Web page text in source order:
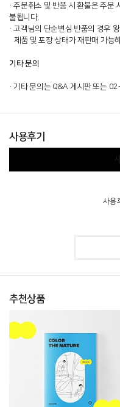
· 주문취소 및 반품 시 환불은 주
불됩니다.
· 고객님의 단순변심 반품의 경우
제품 및 포장 상태가 재판매 가능
기타 문의
· 기타 문의는 Q&A 게시판 또는
사용후기
사용
추천상품